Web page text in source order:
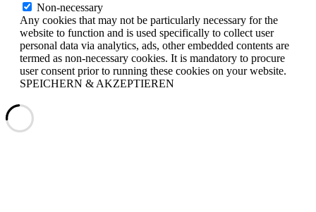
Non-necessary
Any cookies that may not be particularly necessary for the
website to function and is used specifically to collect user
personal data via analytics, ads, other embedded contents are
termed as non-necessary cookies. It is mandatory to procure
user consent prior to running these cookies on your website.
SPEICHERN & AKZEPTIEREN